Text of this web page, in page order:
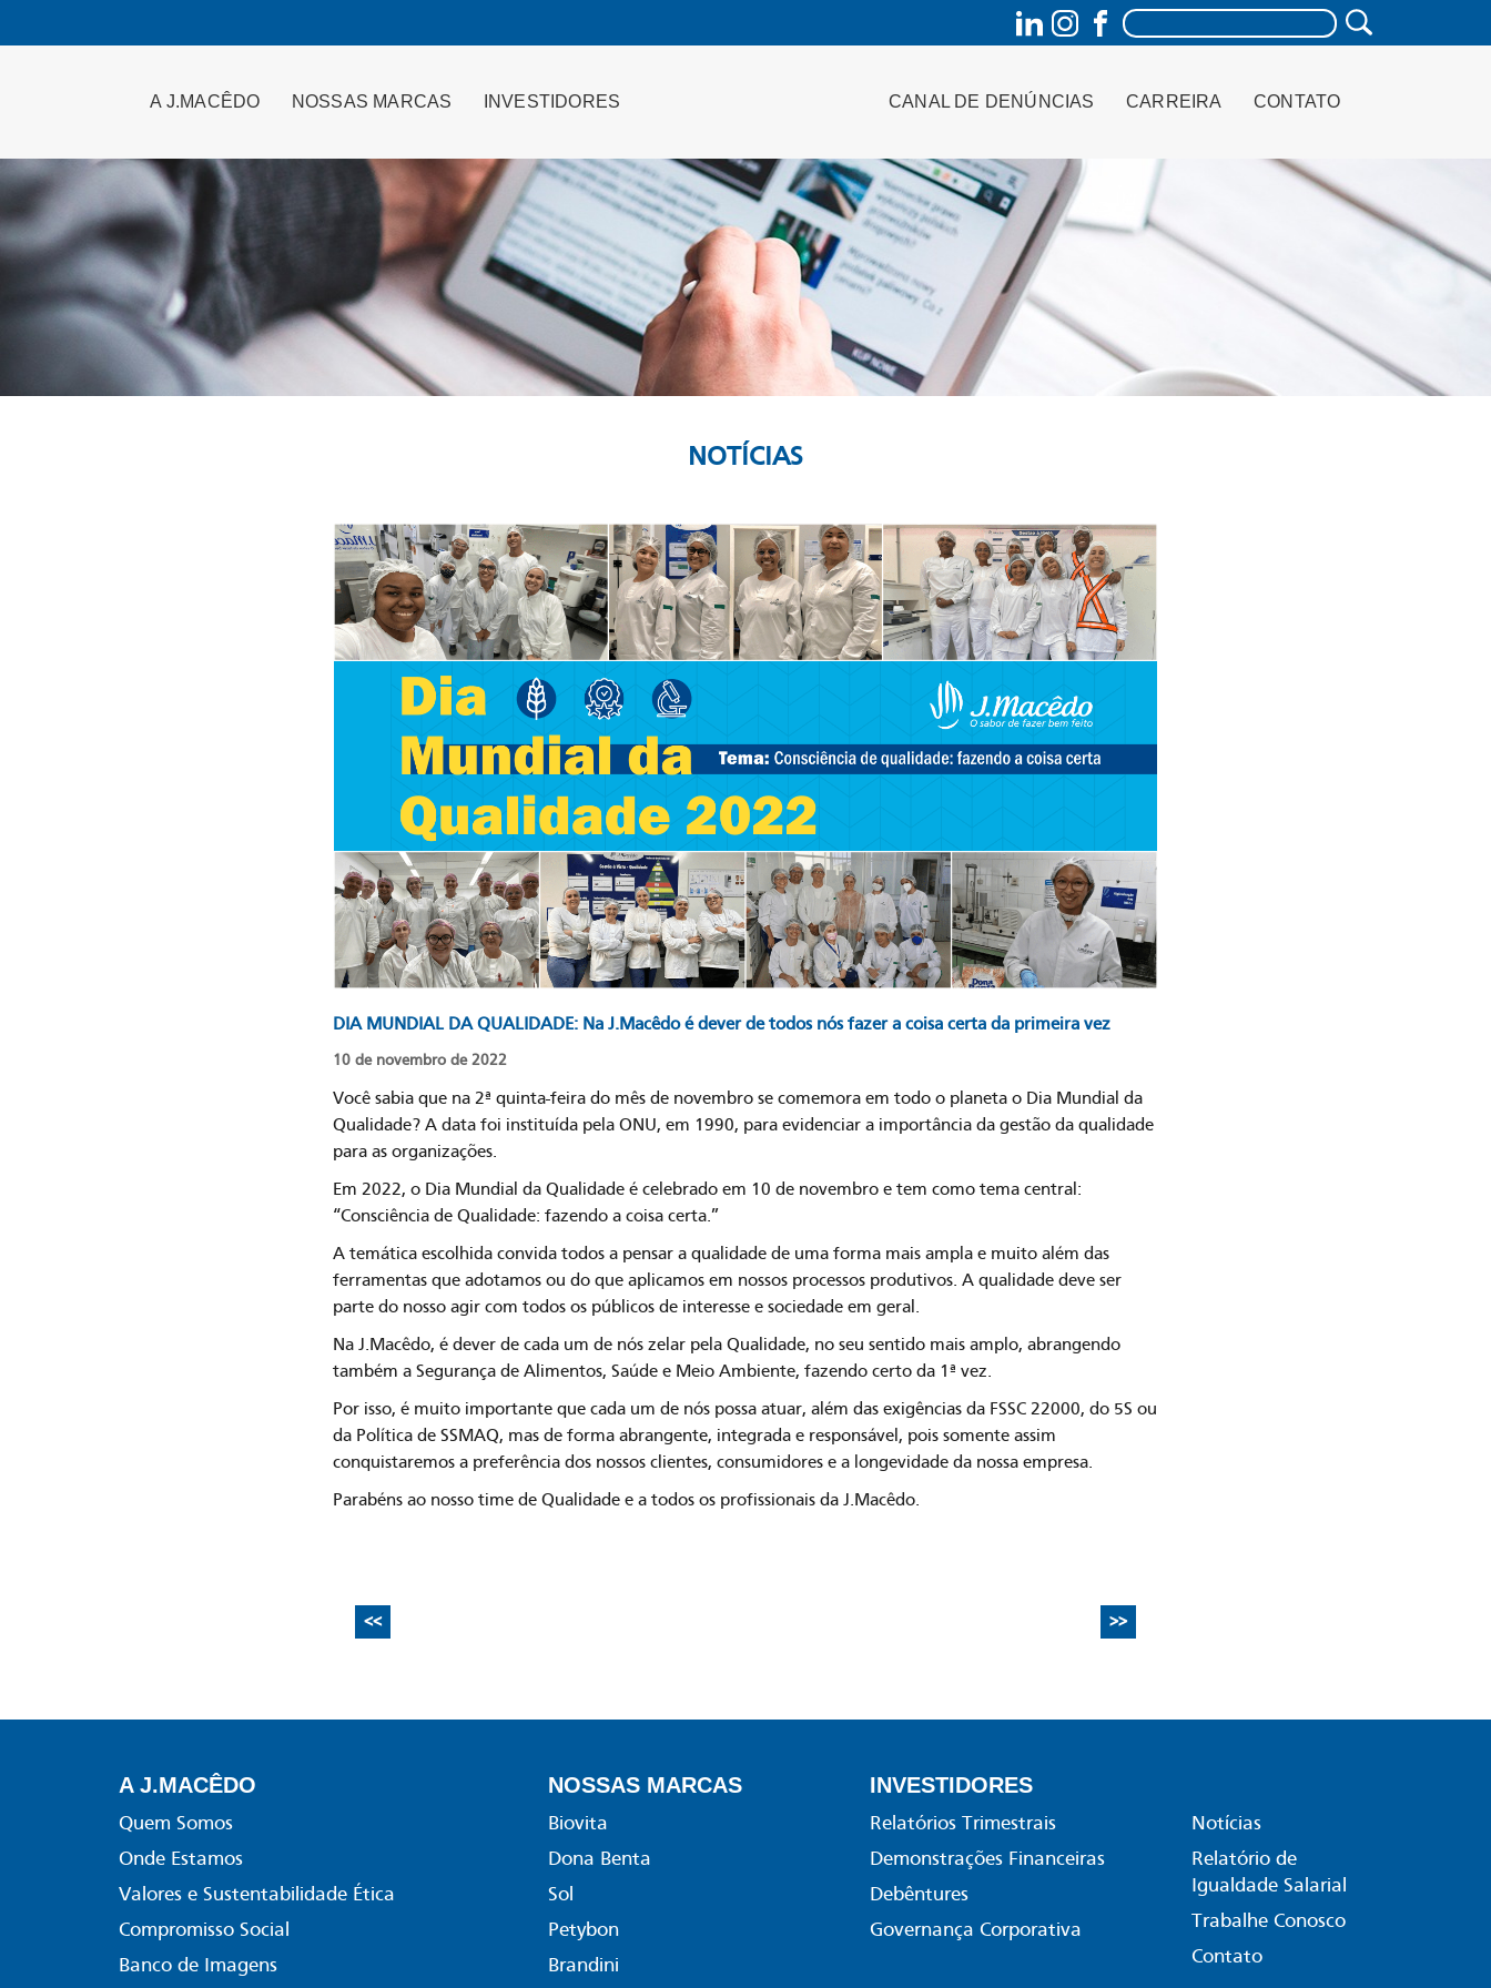
A J.MACÊDO NOSSAS MARCAS INVESTIDORES CANAL DE DENÚNCIAS CARREIRA CONTATO
NOTÍCIAS
DIA MUNDIAL DA QUALIDADE: Na J.Macêdo é dever de todos nós fazer a coisa certa da primeira vez
10 de novembro de 2022
Você sabia que na 2ª quinta-feira do mês de novembro se comemora em todo o planeta o Dia Mundial da
Qualidade? A data foi instituída pela ONU, em 1990, para evidenciar a importância da gestão da qualidade
para as organizações.
Em 2022, o Dia Mundial da Qualidade é celebrado em 10 de novembro e tem como tema central:
“Consciência de Qualidade: fazendo a coisa certa.”
A temática escolhida convida todos a pensar a qualidade de uma forma mais ampla e muito além das
ferramentas que adotamos ou do que aplicamos em nossos processos produtivos. A qualidade deve ser
parte do nosso agir com todos os públicos de interesse e sociedade em geral.
Na J.Macêdo, é dever de cada um de nós zelar pela Qualidade, no seu sentido mais amplo, abrangendo
também a Segurança de Alimentos, Saúde e Meio Ambiente, fazendo certo da 1ª vez.
Por isso, é muito importante que cada um de nós possa atuar, além das exigências da FSSC 22000, do 5S ou
da Política de SSMAQ, mas de forma abrangente, integrada e responsável, pois somente assim
conquistaremos a preferência dos nossos clientes, consumidores e a longevidade da nossa empresa.
Parabéns ao nosso time de Qualidade e a todos os profissionais da J.Macêdo.
<< >>
A J.MACÊDO
Quem Somos
Onde Estamos
Valores e Sustentabilidade Ética
Compromisso Social
Banco de Imagens
NOSSAS MARCAS
Biovita
Dona Benta
Sol
Petybon
Brandini
INVESTIDORES
Relatórios Trimestrais
Demonstrações Financeiras
Debêntures
Governança Corporativa
Notícias
Relatório de
Igualdade Salarial
Trabalhe Conosco
Contato